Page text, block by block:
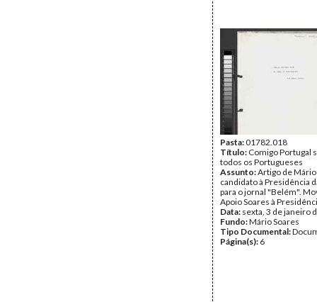
Pasta:01782.018
Título: Comigo Portugal
todos os Portugueses
Assunto:Artigo de Mário
candidato à Presidência
para o jornal "Belém".
Apoio Soares à
Data: sexta, 3 de janeiro
Fundo:Mário Soares
Tipo Documental:
Página(s): 6